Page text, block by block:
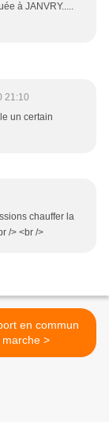
à JANVRY.....
21:10
un certain
chauffer la
/> <br />
en commun
qui marche >